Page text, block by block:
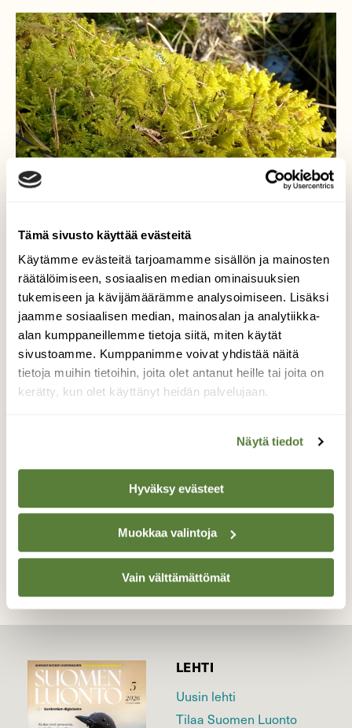
Tämä sivusto käyttää evästeitä
Käytämme evästeitä tarjoamamme sisällön ja mainosten
räätälöimiseen, sosiaalisen median ominaisuuksien
tukemiseen ja kävijämäärämme analysoimiseen. Lisäksi
jaamme sosiaalisen median, mainosalan ja analytiikka-
alan kumppaneillemme tietoja siitä, miten käytät
sivustoamme. Kumppanimme voivat yhdistää näitä
tietoja muihin tietoihin, joita olet antanut heille tai joita on
kerätty, kun olet käyttänyt heidän palvelujaan.
Näytä tiedot
Hyväksy evästeet
Muokkaa valintoja
Vain välttämättömät
Sulkasammal
Ison kiven päällä lehtometsässä oli väriltään
kellanvihreä - kullankeltainen sammalkasa
tiiviinä melko pienialaisena kasvustona
Valokuvaaja: PIRJO RÄISÄNEN, Nokia 31.3.2016
LEHTI
Uusin lehti
Tilaa Suomen Luonto